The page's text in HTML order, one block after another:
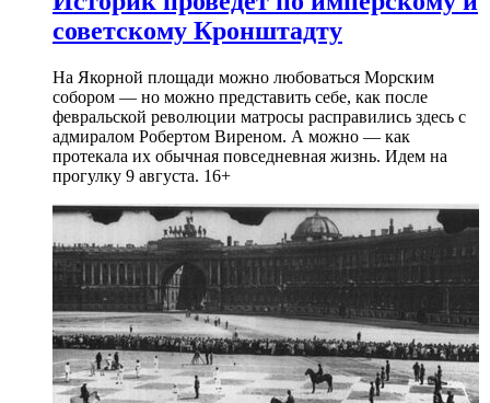
советскому Кронштадту
На Якорной площади можно любоваться Морским
собором — но можно представить себе, как после
февральской революции матросы расправились здесь с
адмиралом Робертом Виреном. А можно — как
протекала их обычная повседневная жизнь. Идем на
прогулку 9 августа. 16+